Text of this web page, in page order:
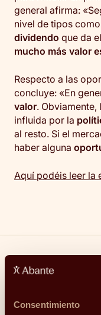
Consentimiento
general afirma:
nivel de tipos
dividendo que da
mucho más valor
Respecto a las
concluye: «En
valor. Obviamente,
influida por la
al resto. Si el
haber alguna
Aquí podéis leer la
Compartir
Linkedin Facebook